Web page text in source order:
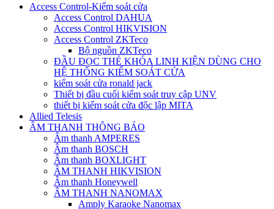
Access Control-Kiểm soát cửa
Access Control DAHUA
Access Control HIKVISION
Access Control ZKTeco
Bộ nguồn ZKTeco
ĐẦU ĐỌC THẺ KHÓA LINH KIỆN DÙNG CHO
HỆ THỐNG KIỂM SOÁT CỬA
kiếm soát cửa ronald jack
Thiết bị đầu cuối kiểm soát truy cập UNV
thiết bị kiểm soát cửa độc lập MITA
Allied Telesis
ÂM THANH THÔNG BÁO
Âm thanh AMPERES
Âm thanh BOSCH
Âm thanh BOXLIGHT
ÂM THANH HIKVISION
Âm thanh Honeywell
ÂM THANH NANOMAX
Amply Karaoke Nanomax